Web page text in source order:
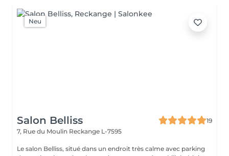
Neu
Salon Belliss
19
7, Rue du Moulin Reckange L-7595
Le salon Belliss, situé dans un endroit très calme avec parking